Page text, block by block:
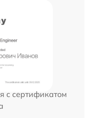
с сертификатом